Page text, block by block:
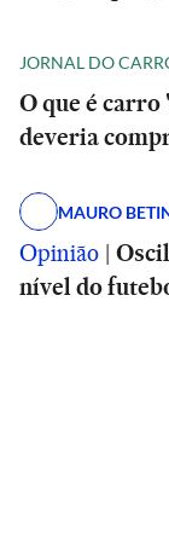
JORNAL DO
O que é
deveria
MAURO
Opinião |
nível do